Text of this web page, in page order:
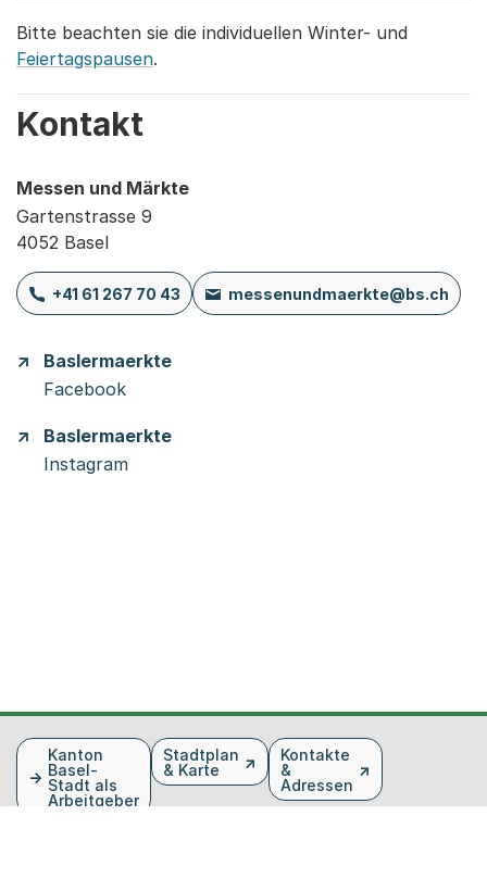
Bitte beachten sie die individuellen Winter- und
Feiertagspausen.
Kontakt
Messen und Märkte
Gartenstrasse 9
4052 Basel
+41 61 267 70 43 messenundmaerkte@bs.ch
Baslermaerkte
Facebook
Baslermaerkte
Instagram
FusszeileKanton
Basel-
Stadt als
Arbeitgeber
Stadtplan
& Karte
Kontakte
&
Adressen